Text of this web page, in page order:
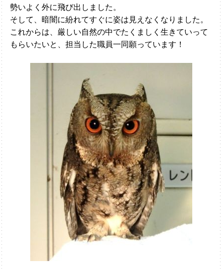
勢いよく外に飛び出しました。
そして、暗闇に紛れてすぐに姿は見えなくなりました。
これからは、厳しい自然の中でたくましく生きていって
もらいたいと、担当した職員一同願っています！